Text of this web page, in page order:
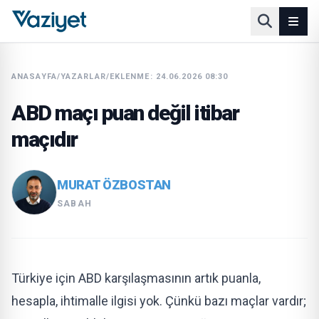
ANASAYFA/YAZARLAR/EKLENME: 24.06.2026 08:30
ABD maçı puan değil itibar
maçıdır
MURAT ÖZBOSTAN
SABAH
Türkiye için ABD karşılaşmasının artık puanla,
hesapla, ihtimalle ilgisi yok. Çünkü bazı maçlar vardır;